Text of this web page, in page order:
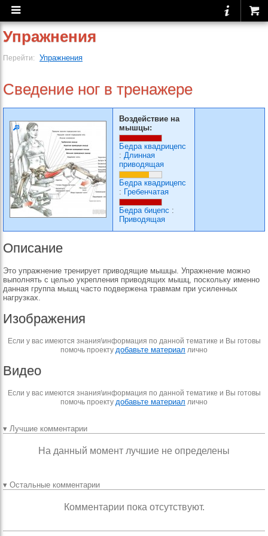
Упражнения
Перейти: Упражнения
Сведение ног в тренажере
Воздействие на
мышцы:
Бедра квадрицепс
: Длинная
приводящая
Бедра квадрицепс
: Гребенчатая
Бедра бицепс :
Приводящая
Описание
Это упражнение тренирует приводящие мышцы. Упражнение можно
выполнять с целью укрепления приводящих мышц, поскольку именно
данная группа мышц часто подвержена травмам при усиленных
нагрузках.
Изображения
Если у вас имеются знания\информация по данной тематике и Вы готовы
помочь проекту добавьте материал лично
Видео
Если у вас имеются знания\информация по данной тематике и Вы готовы
помочь проекту добавьте материал лично
▾ Лучшие комментарии
На данный момент лучшие не определены
▾ Остальные комментарии
Комментарии пока отсутствуют.